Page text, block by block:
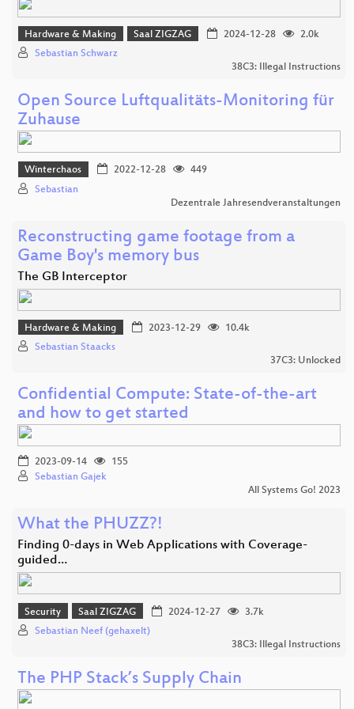
Hardware & Making Saal ZIGZAG 2024-12-28
2.0k
Sebastian Schwarz
38C3: Illegal Instructions
Open Source Luftqualitäts-Monitoring für
Zuhause
Winterchaos 2022-12-28
449
Sebastian
Dezentrale Jahresendveranstaltungen
Reconstructing game footage from a
Game Boy's memory bus
The GB Interceptor
Hardware & Making 2023-12-29
10.4k
Sebastian Staacks
37C3: Unlocked
Confidential Compute: State-of-the-art
and how to get started
2023-09-14
155
Sebastian Gajek
All Systems Go! 2023
What the PHUZZ?!
Finding 0-days in Web Applications with Coverage-
guided…
Security Saal ZIGZAG 2024-12-27
3.7k
Sebastian Neef (gehaxelt)
38C3: Illegal Instructions
The PHP Stack’s Supply Chain